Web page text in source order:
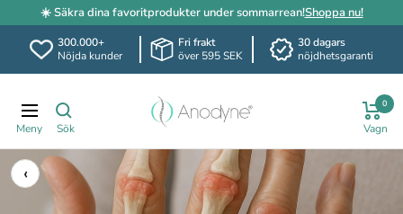
☀️ Säkra dina favoritprodukter under sommarrean!Shoppa nu!
300.000+
Nöjda kunder
Fri frakt
över 595 SEK
30 dagars
nöjdhetsgaranti
innehållet
Navigering
Anodyne.se 0
‹